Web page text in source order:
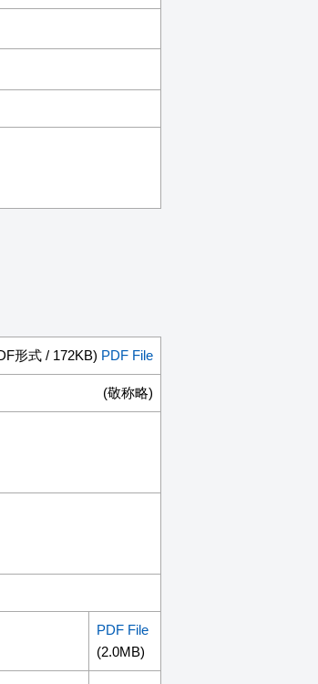
形式 / 172KB) PDF File
(敬称略)
PDF File
(2.0MB)